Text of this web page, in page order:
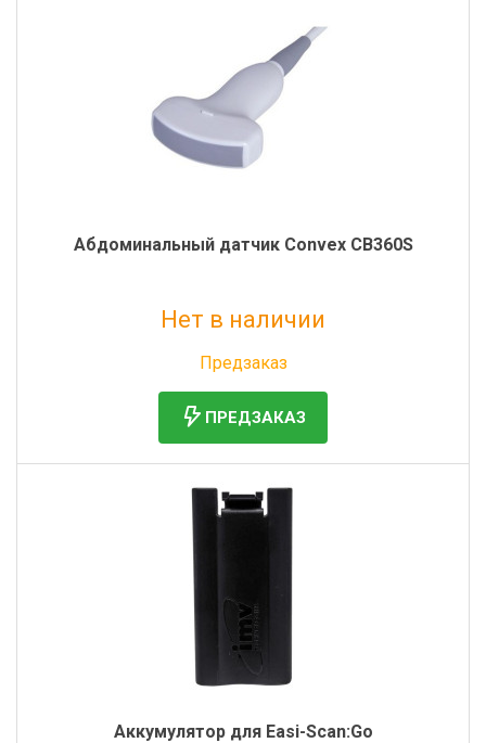
Абдоминальный датчик Convex CB360S
Нет в наличии
Предзаказ
ПРЕДЗАКАЗ
Аккумулятор для Easi-Scan:Go